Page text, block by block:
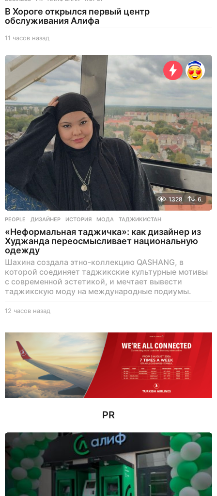
В Хороге открылся первый центр
обслуживания Алифа
11 часов назад
ч
с
н
а
д
1328 6
PEOPLE ДИЗАЙНЕР ,ИСТОРИЯ ,МОДА ,ТАДЖИКИСТАН
«Неформальная таджичка»: как дизайнер из
Худжанда переосмысливает национальную
одежду
Шахина создала этно-коллекцию QASHANG, в
которой соединяет таджикские культурные мотивы
с современной эстетикой, и мечтает вывести
таджикскую моду на международные подиумы.
12 часов назад
о
в
н
а
з
PR